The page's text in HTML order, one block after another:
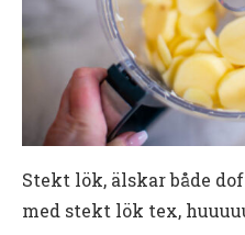
Stekt lök, älskar både
med stekt lök tex,